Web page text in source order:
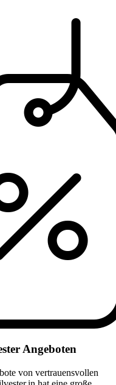
Angeboten
von vertrauensvollen